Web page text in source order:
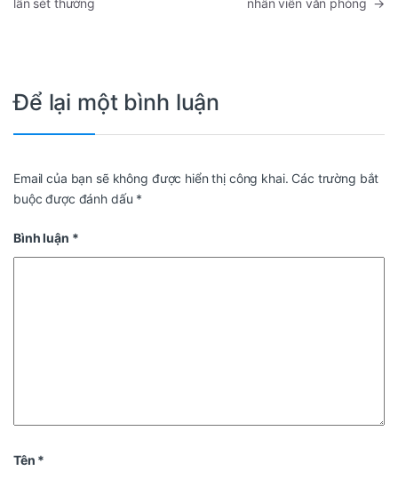
lần sét thường
nhân viên văn phòng →
Để lại một bình luận
Email của bạn sẽ không được hiển thị công khai. Các trường bắt
buộc được đánh dấu *
Bình luận *
Tên *